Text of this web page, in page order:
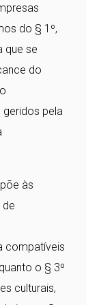
do § 1º,
que se
do
pela
às
compatíveis
o § 3º
culturais,